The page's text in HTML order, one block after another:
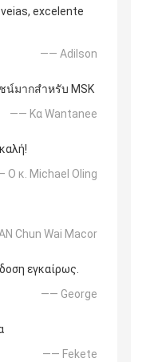
excelente
—— Adilson
มากสำหรับ MSK
—— Κα Wantanee
Ο κ. Michael Oling
Chun Wai Macor
εγκαίρως.
—— George
—— Fekete